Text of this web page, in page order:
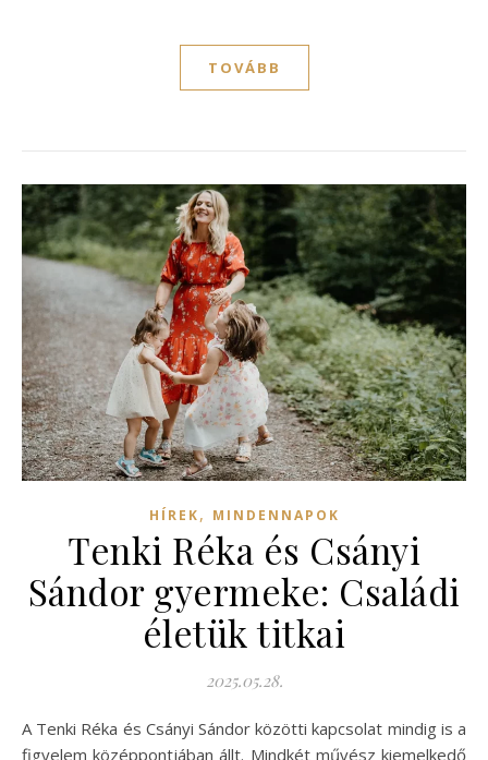
TOVÁBB
HÍREK, MINDENNAPOK
Tenki Réka és Csányi
Sándor gyermeke: Családi
életük titkai
2025.05.28.
A Tenki Réka és Csányi Sándor közötti kapcsolat mindig is a
figyelem középpontjában állt. Mindkét művész kiemelkedő